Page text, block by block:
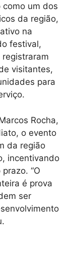
um dos
da região,
na
festival,
visitantes,
para
Rocha,
o evento
da região
incentivando
“O
é prova
ser